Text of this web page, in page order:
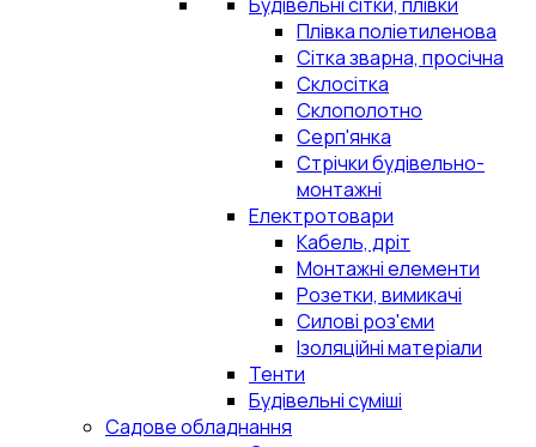
Плівка поліетиленова
Сітка зварна, просічна
Склосітка
Склополотно
Серп'янка
Стрічки будівельно-
монтажні
Електротовари
Кабель, дріт
Монтажні елементи
Розетки, вимикачі
Силові роз'єми
Ізоляційні матеріали
Тенти
Будівельні суміші
Садове обладнання